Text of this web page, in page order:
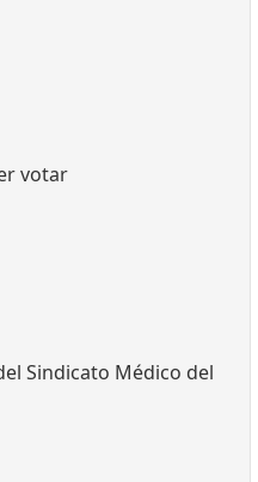
votar
Sindicato Médico del